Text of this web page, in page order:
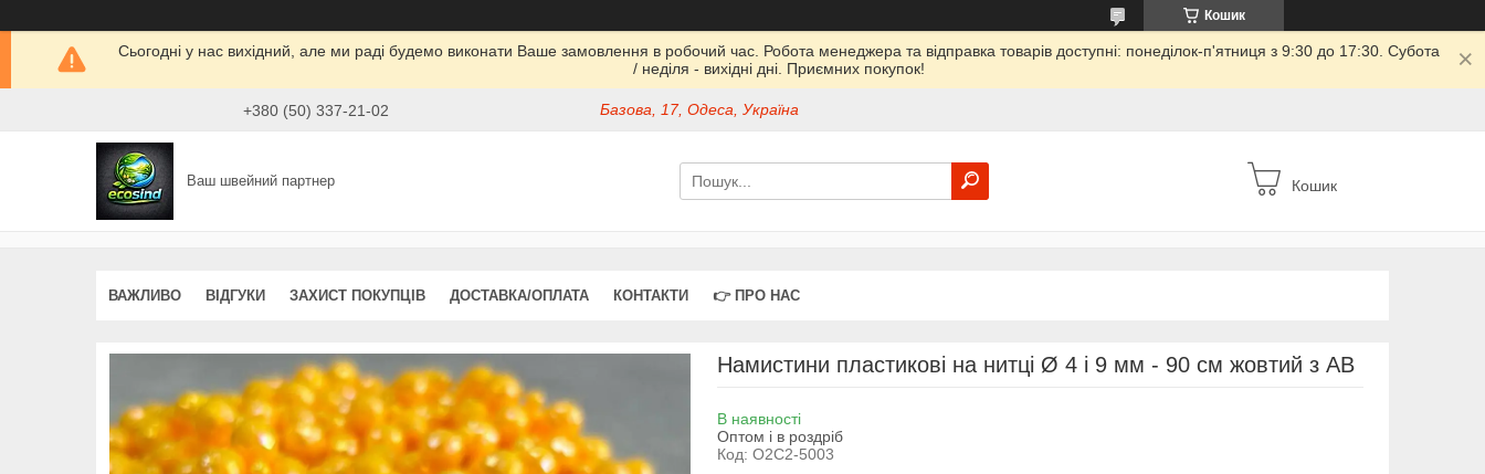
Кошик
Сьогодні у нас вихідний, але ми раді будемо виконати Ваше замовлення в робочий час. Робота менеджера та відправка товарів доступні: понеділок-п'ятниця з 9:30 до 17:30. Субота
/ неділя - вихідні дні. Приємних покупок!
+380 (50) 337-21-02 Базова, 17, Одеса, Україна
Ваш швейний партнер Кошик
ВАЖЛИВО ВІДГУКИ ЗАХИСТ ПОКУПЦІВ ДОСТАВКА/ОПЛАТА КОНТАКТИ 👉 ПРО НАС
Намистини пластикові на нитці Ø 4 і 9 мм - 90 см жовтий з АВ
В наявності
Оптом і в роздріб
Код: О2С2-5003